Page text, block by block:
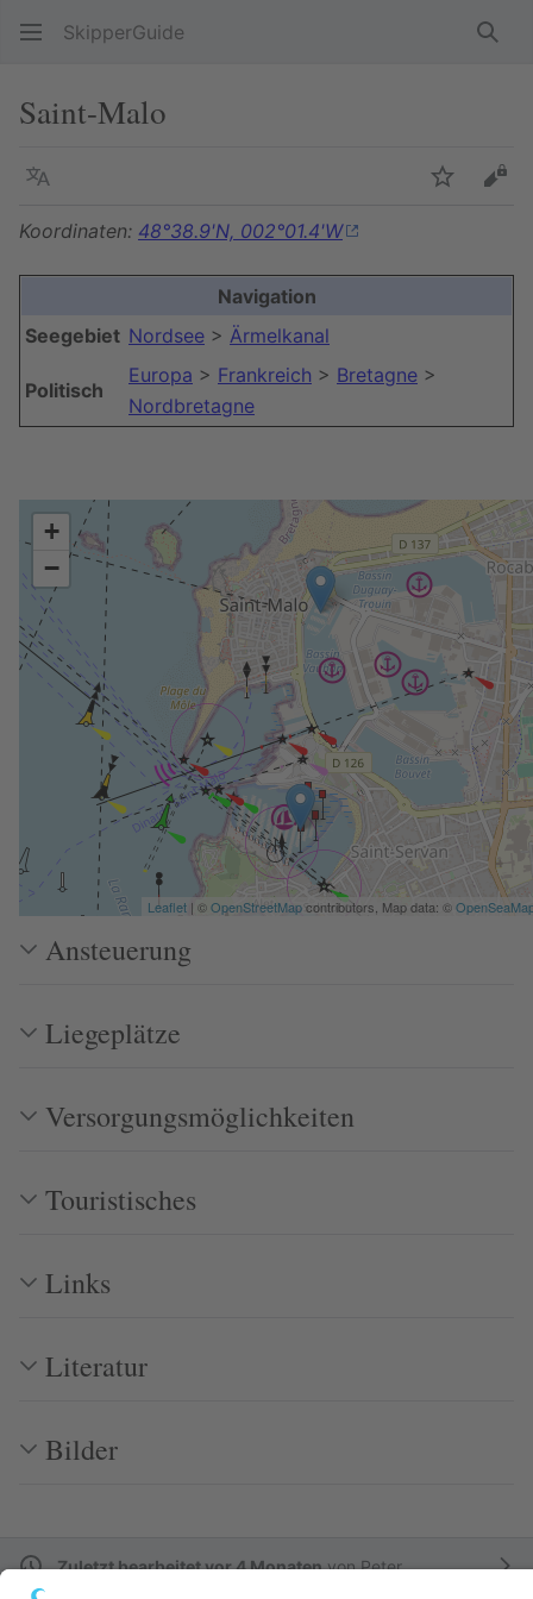
SkipperGuide
Saint-Malo
Sprache
Koordinaten: 48°38.9'N, 002°01.4'W
Navigation
Seegebiet Nordsee > Ärmelkanal
Politisch
Europa > Frankreich > Bretagne >
Nordbretagne
+
−
Leaflet | ©OpenStreetMapcontributors, Map data: ©
Ansteuerung
Liegeplätze
Versorgungsmöglichkeiten
Touristisches
Links
Literatur
Bilder
Zuletzt bearbeitet vor 4 MonatenvonPeter